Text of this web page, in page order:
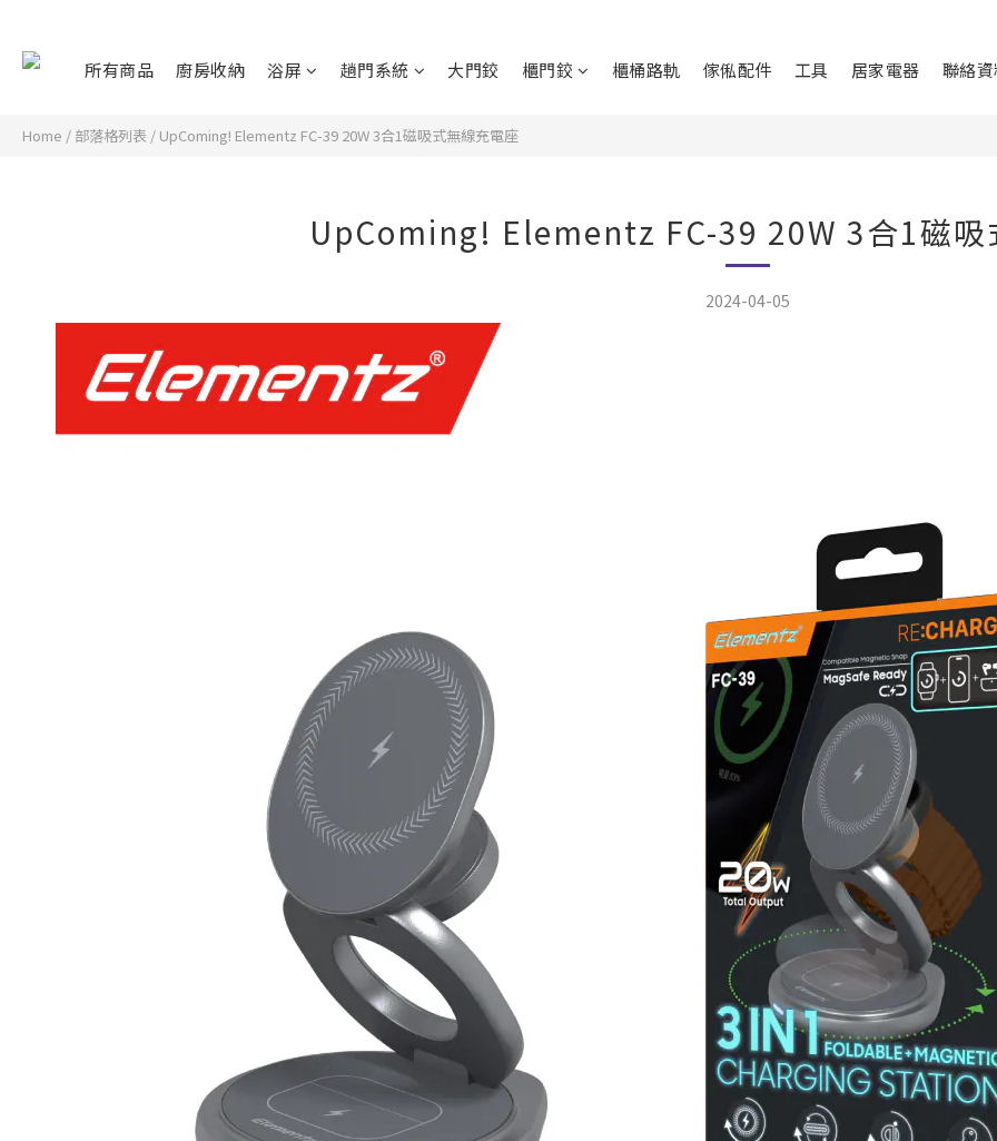
所有商品 廚房收納 浴屏 趟門系統 大門鉸 櫃門鉸 櫃桶路軌 傢俬配件 工具 居家電器 聯絡
Home / 部落格列表 / UpComing! Elementz FC-39 20W 3合1磁吸式無線充電座
UpComing! Elementz FC-39 20W 3合1磁吸
2024-04-05